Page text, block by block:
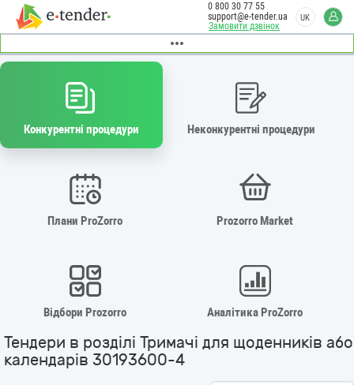
Замовити дзвінок
0 800 30 77 55
support@e-tender.ua
UK
Конкурентні процедури Неконкурентні процедури
Плани ProZorro Prozorro Market
Відбори Prozorro Аналітика ProZorro
Тендери в розділі Тримачі для щоденників або
календарів 30193600-4